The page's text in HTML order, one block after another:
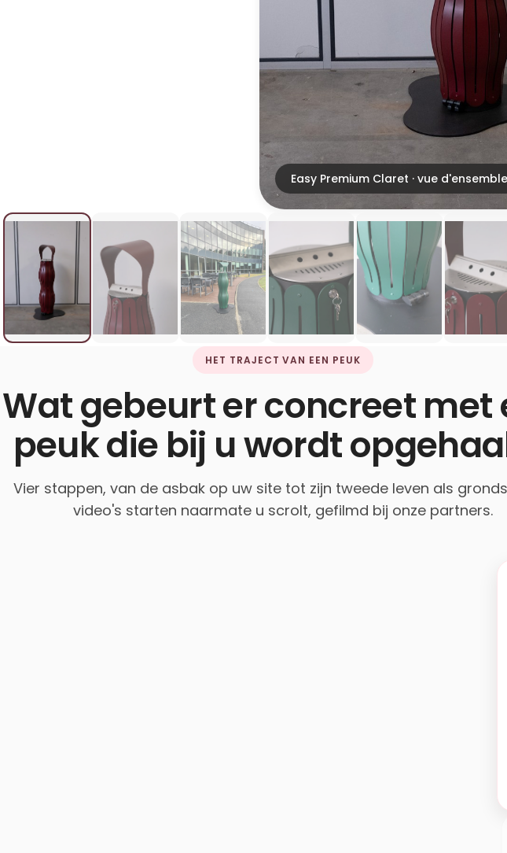
Easy Premium Claret · vue d'ensemble
HET TRAJECT VAN EEN PEUK
Wat gebeurt er concreet met
peuk die bij u wordt
Vier stappen, van de asbak op uw site tot zijn tweede leven als
video's starten naarmate u scrolt, gefilmd bij onze partners.